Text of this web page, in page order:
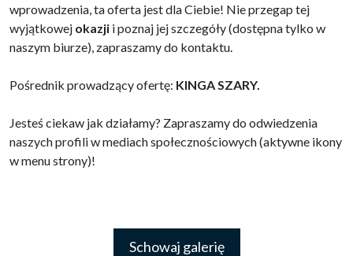
wprowadzenia, ta oferta jest dla Ciebie! Nie przegap tej
wyjątkowej okazji i poznaj jej szczegóły (dostępna tylko w
naszym biurze), zapraszamy do kontaktu.
Pośrednik prowadzący ofertę: KINGA SZARY.
Jesteś ciekaw jak działamy? Zapraszamy do odwiedzenia
naszych profili w mediach społecznościowych (aktywne ikony
w menu strony)!
Schowaj galerię